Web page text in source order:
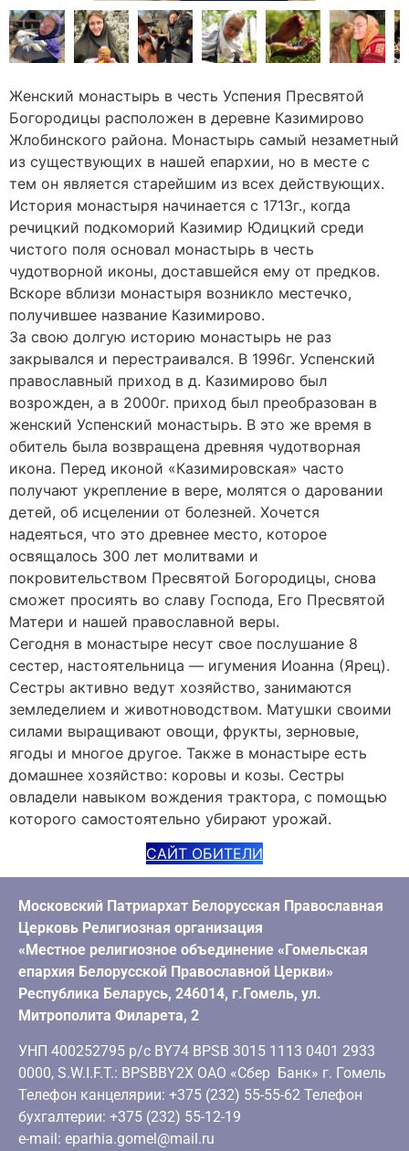
Женский монастырь в честь Успения Пресвятой
Богородицы расположен в деревне Казимирово
Жлобинского района. Монастырь самый незаметный
из существующих в нашей епархии, но в месте с
тем он является старейшим из всех действующих.
История монастыря начинается с 1713г., когда
речицкий подкоморий Казимир Юдицкий среди
чистого поля основал монастырь в честь
чудотворной иконы, доставшейся ему от предков.
Вскоре вблизи монастыря возникло местечко,
получившее название Казимирово.
За свою долгую историю монастырь не раз
закрывался и перестраивался. В 1996г. Успенский
православный приход в д. Казимирово был
возрожден, а в 2000г. приход был преобразован в
женский Успенский монастырь. В это же время в
обитель была возвращена древняя чудотворная
икона. Перед иконой «Казимировская» часто
получают укрепление в вере, молятся о даровании
детей, об исцелении от болезней. Хочется
надеяться, что это древнее место, которое
освящалось 300 лет молитвами и
покровительством Пресвятой Богородицы, снова
сможет просиять во славу Господа, Его Пресвятой
Матери и нашей православной веры.
Сегодня в монастыре несут свое послушание 8
сестер, настоятельница — игумения Иоанна (Ярец).
Сестры активно ведут хозяйство, занимаются
земледелием и животноводством. Матушки своими
силами выращивают овощи, фрукты, зерновые,
ягоды и многое другое. Также в монастыре есть
домашнее хозяйство: коровы и козы. Сестры
овладели навыком вождения трактора, с помощью
которого самостоятельно убирают урожай.
САЙТ ОБИТЕЛИ
Московский Патриархат Белорусская Православная
Церковь Религиозная организация
«Местное религиозное объединение «Гомельская
епархия Белорусской Православной Церкви»
Республика Беларусь, 246014, г.Гомель, ул.
Митрополита Филарета, 2
УНП 400252795 р/с BY74 BPSB 3015 1113 0401 2933
0000, S.W.I.F.T.: BPSBBY2X ОАО «Сбер Банк» г. Гомель
Телефон канцелярии: +375 (232) 55-55-62 Телефон
бухгалтерии: +375 (232) 55-12-19
e-mail: eparhia.gomel@mail.ru